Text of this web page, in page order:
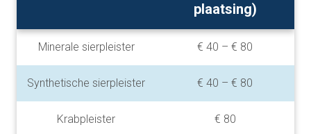
plaatsing)
Minerale sierpleister € 40 – € 80
Synthetische sierpleister € 40 – € 80
Krabpleister € 80